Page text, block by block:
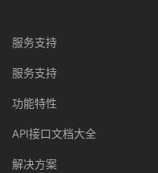
服务支持
服务支持
功能特性
API接口文档大全
解决方案